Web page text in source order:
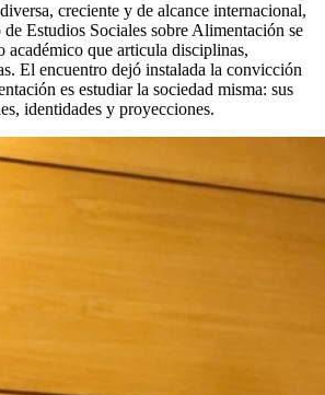
creciente y de alcance internacional,
Estudios Sociales sobre Alimentación se
académico que articula disciplinas,
El encuentro dejó instalada la convicción
es estudiar la sociedad misma: sus
identidades y proyecciones.